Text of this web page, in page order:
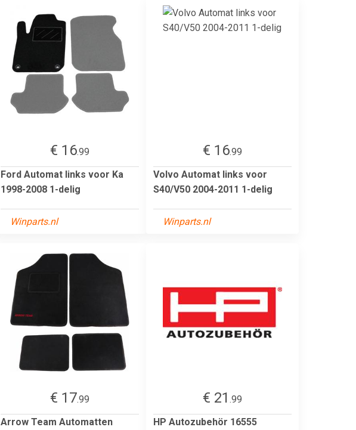
€ 16.99
Ford Automat links voor Ka
1998-2008 1-delig
Winparts.nl
€ 16.99
Volvo Automat links voor
S40/V50 2004-2011 1-delig
Winparts.nl
€ 17.99
Arrow Team Automatten
€ 21 .99
HP Autozubehör 16555